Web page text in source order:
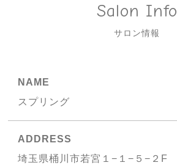
PRODUCT
NEWS
Salon Info
サロン情報
NAME
スプリング
ADDRESS
埼玉県桶川市若宮１−１−５−２F